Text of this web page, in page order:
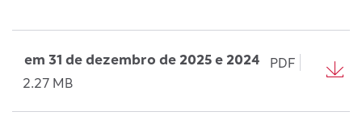
em 31 de dezembro de 2025 e 2024
PDF
2.27 MB